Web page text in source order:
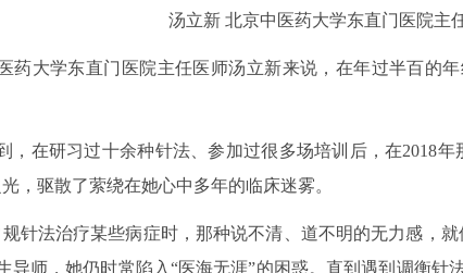
汤立新 北京中医药大学东直门医院主
药大学东直门医院主任医师汤立新来说，在年过半百的
，在研习过十余种针法、参加过很多场培训后，在2018
，驱散了萦绕在她心中多年的临床迷雾。
针法治疗某些病症时，那种说不清、道不明的无力感，
导师，她仍时常陷入“医海无涯”的困惑。直到遇到调衡针